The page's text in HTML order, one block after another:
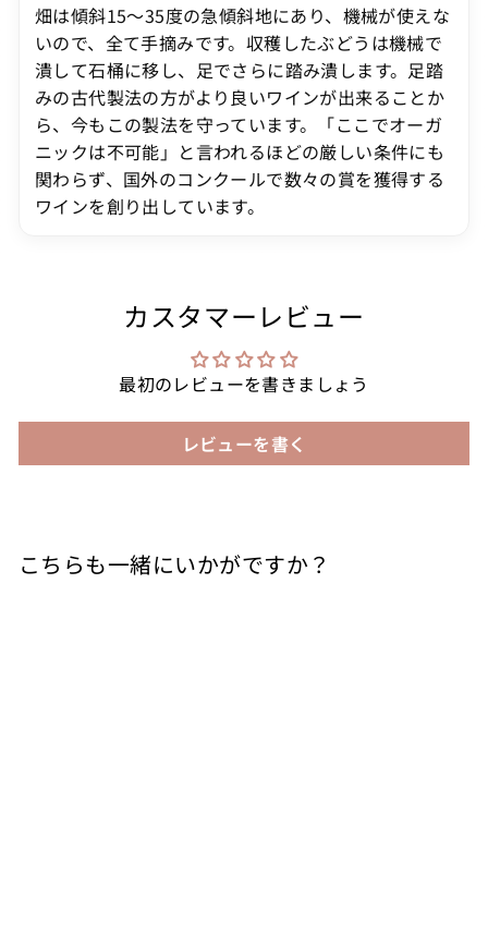
畑は傾斜15〜35度の急傾斜地にあり、機械が使えな
いので、全て手摘みです。収穫したぶどうは機械で
潰して石桶に移し、足でさらに踏み潰します。足踏
みの古代製法の方がより良いワインが出来ることか
ら、今もこの製法を守っています。「ここでオーガ
ニックは不可能」と言われるほどの厳しい条件にも
関わらず、国外のコンクールで数々の賞を獲得する
ワインを創り出しています。
カスタマーレビュー
最初のレビューを書きましょう
レビューを書く
こちらも一緒にいかがですか？